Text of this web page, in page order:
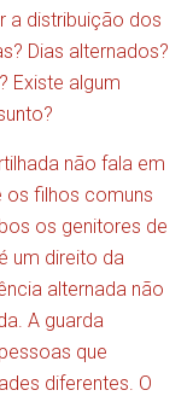
a distribuição dos
Dias alternados?
Existe algum
não fala em
os filhos comuns
os genitores de
um direito da
alternada não
A guarda
que
diferentes. O